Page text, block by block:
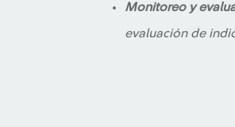
Monitoreo y
evaluación de